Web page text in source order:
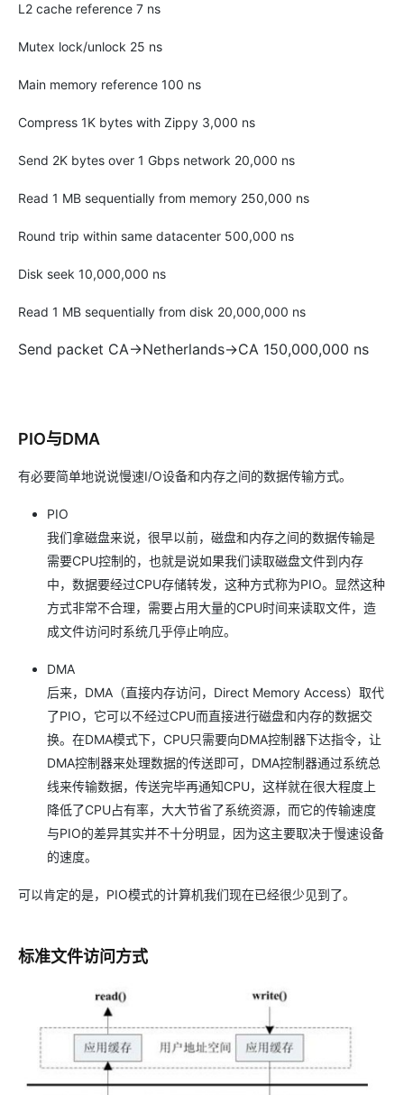
L2 cache reference 7 ns
Mutex lock/unlock 25 ns
Main memory reference 100 ns
Compress 1K bytes with Zippy 3,000 ns
Send 2K bytes over 1 Gbps network 20,000 ns
Read 1 MB sequentially from memory 250,000 ns
Round trip within same datacenter 500,000 ns
Disk seek 10,000,000 ns
Read 1 MB sequentially from disk 20,000,000 ns
Send packet CA->Netherlands->CA 150,000,000 ns
PIO与DMA
有必要简单地说说慢速I/O设备和内存之间的数据传输方式。
PIO
我们拿磁盘来说，很早以前，磁盘和内存之间的数据传输是
需要CPU控制的，也就是说如果我们读取磁盘文件到内存
中，数据要经过CPU存储转发，这种方式称为PIO。显然这种
方式非常不合理，需要占用大量的CPU时间来读取文件，造
成文件访问时系统几乎停止响应。
DMA
后来，DMA（直接内存访问，Direct Memory Access）取代
了PIO，它可以不经过CPU而直接进行磁盘和内存的数据交
换。在DMA模式下，CPU只需要向DMA控制器下达指令，让
DMA控制器来处理数据的传送即可，DMA控制器通过系统总
线来传输数据，传送完毕再通知CPU，这样就在很大程度上
降低了CPU占有率，大大节省了系统资源，而它的传输速度
与PIO的差异其实并不十分明显，因为这主要取决于慢速设备
的速度。
可以肯定的是，PIO模式的计算机我们现在已经很少见到了。
标准文件访问方式